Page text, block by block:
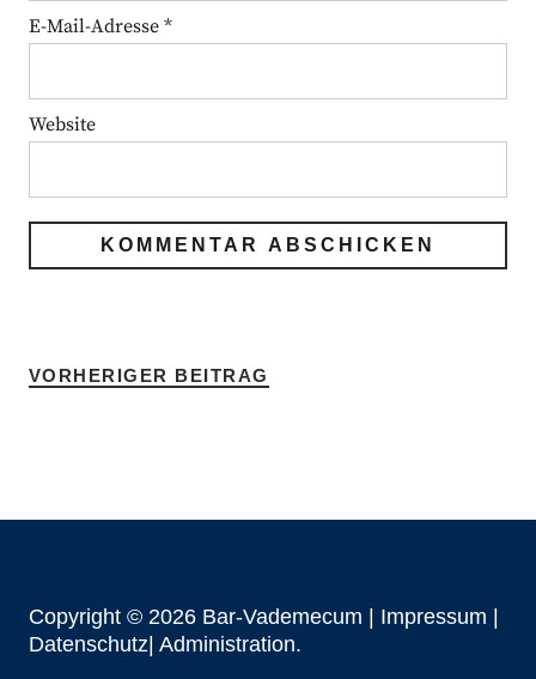
E-Mail-Adresse *
Website
VORHERIGER BEITRAG
Copyright © 2026 Bar-Vademecum | Impressum
Datenschutz| Administration